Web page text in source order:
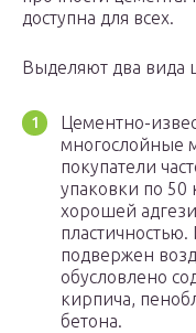
доступна для всех.
Выделяют два вида
Цементно-
многослойные
покупатели
упаковки по 50
хорошей
пластичностью.
подвержен
обусловлено
кирпича,
бетона.